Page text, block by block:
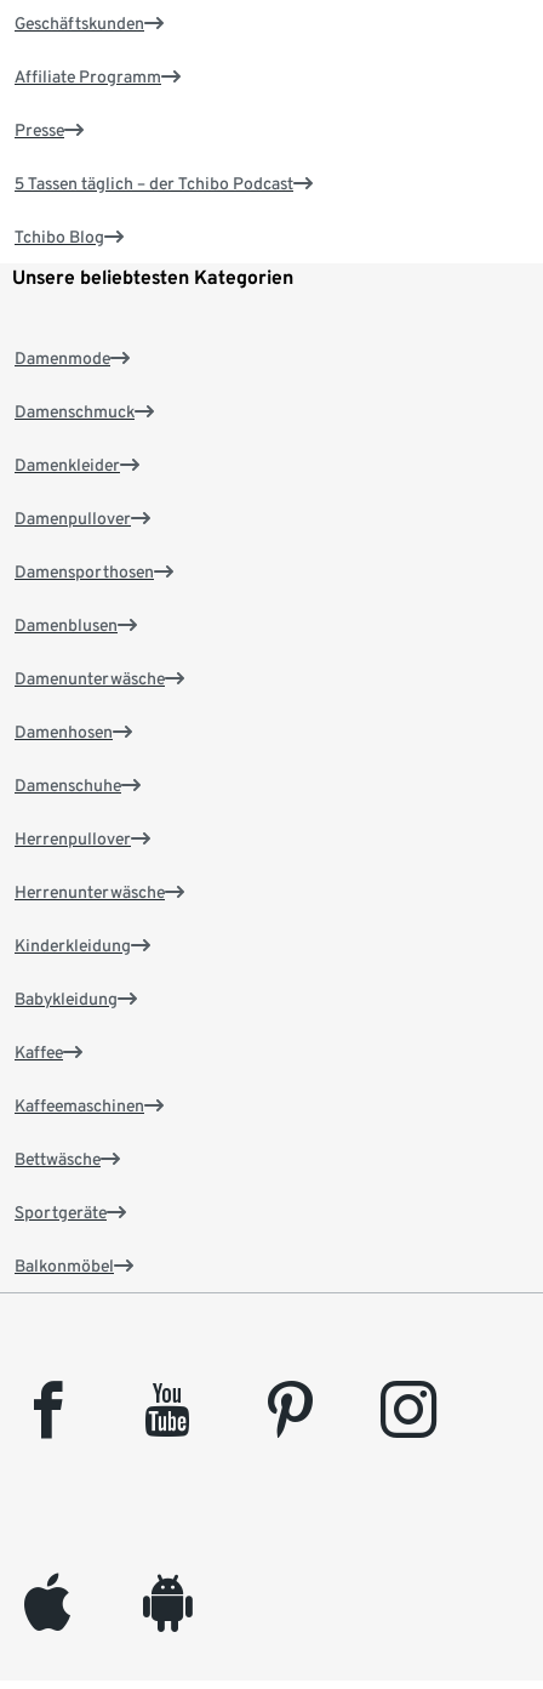
Geschäftskunden
Affiliate Programm
Presse
5 Tassen täglich – der Tchibo Podcast
Tchibo Blog
Unsere beliebtesten Kategorien
Damenmode
Damenschmuck
Damenkleider
Damenpullover
Damensporthosen
Damenblusen
Damenunterwäsche
Damenhosen
Damenschuhe
Herrenpullover
Herrenunterwäsche
Kinderkleidung
Babykleidung
Kaffee
Kaffeemaschinen
Bettwäsche
Sportgeräte
Balkonmöbel
facebook youtube pinterest instagram
appleinc android